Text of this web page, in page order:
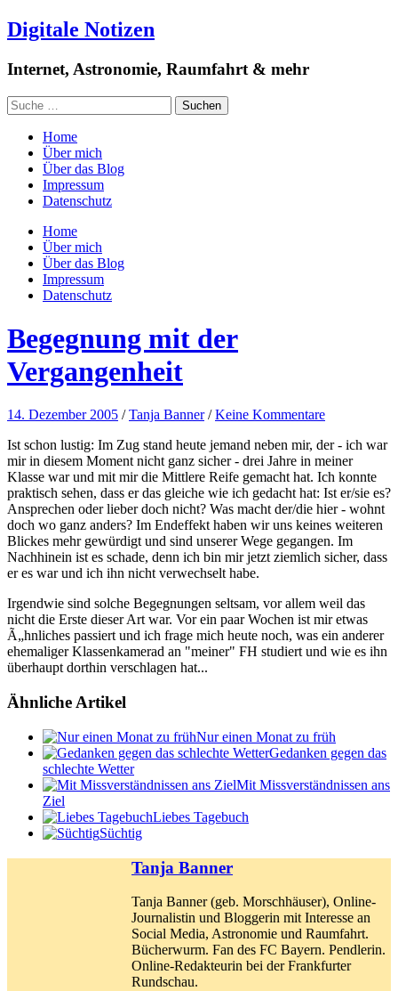
Digitale Notizen
Internet, Astronomie, Raumfahrt & mehr
Home
Über mich
Über das Blog
Impressum
Datenschutz
Home
Über mich
Über das Blog
Impressum
Datenschutz
Begegnung mit der
Vergangenheit
14. Dezember 2005 /Tanja Banner /Keine Kommentare
Ist schon lustig: Im Zug stand heute jemand neben mir, der - ich war
mir in diesem Moment nicht ganz sicher - drei Jahre in meiner
Klasse war und mit mir die Mittlere Reife gemacht hat. Ich konnte
praktisch sehen, dass er das gleiche wie ich gedacht hat: Ist er/sie es?
Ansprechen oder lieber doch nicht? Was macht der/die hier - wohnt
doch wo ganz anders? Im Endeffekt haben wir uns keines weiteren
Blickes mehr gewürdigt und sind unserer Wege gegangen. Im
Nachhinein ist es schade, denn ich bin mir jetzt ziemlich sicher, dass
er es war und ich ihn nicht verwechselt habe.
Irgendwie sind solche Begegnungen seltsam, vor allem weil das
nicht die Erste dieser Art war. Vor ein paar Wochen ist mir etwas
Ã„hnliches passiert und ich frage mich heute noch, was ein anderer
ehemaliger Klassenkamerad an "meiner" FH studiert und wie es ihn
überhaupt dorthin verschlagen hat...
Ähnliche Artikel
Nur einen Monat zu früh
Gedanken gegen das
schlechte Wetter
Mit Missverständnissen ans
Ziel
Liebes Tagebuch
Süchtig
Tanja Banner
Tanja Banner (geb. Morschhäuser), Online-
Journalistin und Bloggerin mit Interesse an
Social Media, Astronomie und Raumfahrt.
Bücherwurm. Fan des FC Bayern. Pendlerin.
Online-Redakteurin bei der Frankfurter
Rundschau.